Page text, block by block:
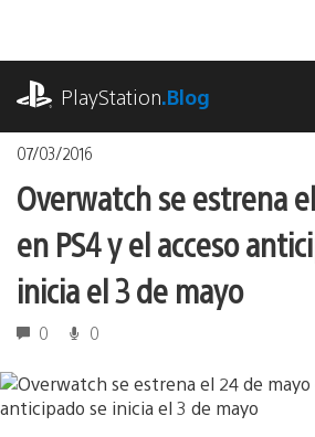
contenido
PlayStation.Blog
07/03/2016
Overwatch se estrena
en PS4 y el acceso
inicia el 3 de mayo
0 0